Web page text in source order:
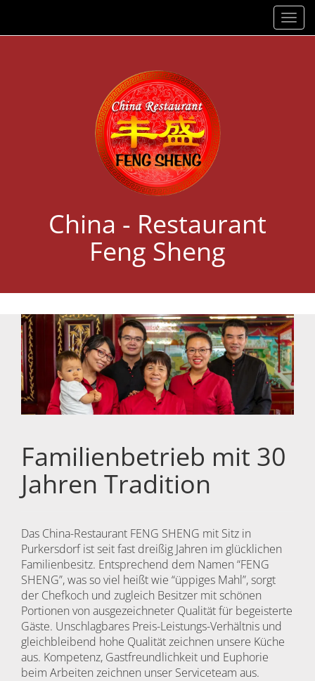
China - Restaurant
Feng Sheng
Familienbetrieb mit 30
Jahren Tradition
Das China-Restaurant FENG SHENG mit Sitz in
Purkersdorf ist seit fast dreißig Jahren im glücklichen
Familienbesitz. Entsprechend dem Namen “FENG
SHENG”, was so viel heißt wie “üppiges Mahl”, sorgt
der Chefkoch und zugleich Besitzer mit schönen
Portionen von ausgezeichneter Qualität für begeisterte
Gäste. Unschlagbares Preis-Leistungs-Verhältnis und
gleichbleibend hohe Qualität zeichnen unsere Küche
aus. Kompetenz, Gastfreundlichkeit und Euphorie
beim Arbeiten zeichnen unser Serviceteam aus.